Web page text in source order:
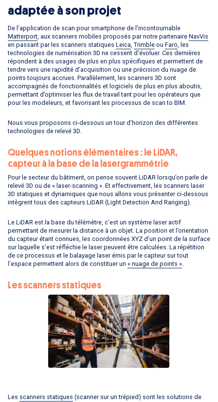
adaptée à son projet
De l’application de scan pour smartphone de l’incontournable
Matterport , aux scanners mobiles proposés par notre partenaire NavVis
en passant par les scanners statiques Leica Trimble ou Faro , les
technologies de numérisation 3D ne cessent d’évoluer. Ces dernières
répondent à des usages de plus en plus spécifiques et permettent de
tendre vers une rapidité d’acquisition ou une précision du nuage de
points toujours accrues. Parallèlement, les scanners 3D sont
accompagnés de fonctionnalités et logiciels de plus en plus aboutis,
permettant d’optimiser les flux de travail tant pour les opérateurs que
pour les modeleurs, et favorisant les processus de scan to BIM.
Nous vous proposons ci-dessous un tour d’horizon des différentes
technologies de relevé 3D.
Quelques notions élémentaires : le LiDAR,
capteur à la base de la lasergrammétrie
Pour le secteur du bâtiment, on pense souvent LiDAR lorsqu’on parle de
relevé 3D ou de « laser-scanning ». Et effectivement, les scanners laser
3D statiques et dynamiques que nous allons vous présenter ci-dessous
intègrent tous des capteurs LiDAR (Light Detection And Ranging).
Le LiDAR est la base du télémètre, c’est un système laser actif
permettant de mesurer la distance à un objet. La position et l’orientation
du capteur étant connues, les coordonnées XYZ d’un point de la surface
sur laquelle s’est réfléchie le laser peuvent être calculées. La répétition
de ce processus et le balayage laser émis par le capteur sur tout
l’espace permettent alors de constituer un « nuage de points »
Les scanners statiques
Les scanners statiques (scanner sur un trépied) sont les solutions de